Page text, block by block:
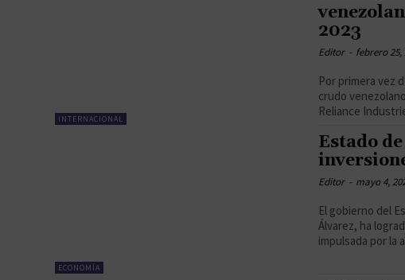
INTERNACIONAL
2023
Editor - febrero 25,
Por primera vez
crudo
Reliance
ECONOMÍA
Estado
Editor - mayo 4,
El gobierno del
Álvarez, ha
impulsada por la